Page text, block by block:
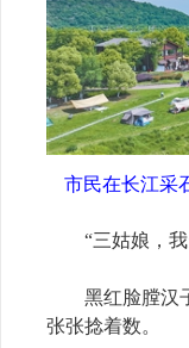
市民在长江采
“三姑娘，我
黑红脸膛汉子
张张捻着数。